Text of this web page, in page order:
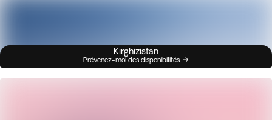
Kirghizistan
Prévenez-moi des disponibilités